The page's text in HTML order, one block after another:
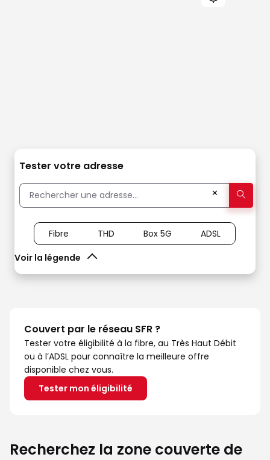
Tester votre adresse
✕
Voir la légende
Fibre THD Box 5G ADSL
Couvert par le réseau SFR ?
Tester votre éligibilité à la fibre, au Très Haut Débit
ou à l’ADSL pour connaître la meilleure offre
disponible chez vous.
Tester mon éligibilité
Recherchez la zone couverte de